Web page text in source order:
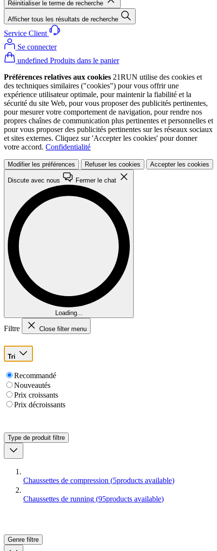
Réinitialiser le terme de recherche
Afficher tous les résultats de recherche
Service Client
Se connecter
undefined Produits dans le panier
Préférences relatives aux cookies 21RUN utilise des cookies et
des techniques similaires ("cookies") pour vous offrir une
expérience utilisateur optimale, pour maintenir la fiabilité et la
sécurité du site Web, pour vous proposer des publicités pertinentes,
pour mesurer votre comportement de navigation, pour rendre nos
propres chaînes de communication plus pertinentes et personnelles et
pour vous proposer des publicités pertinentes sur les réseaux sociaux
et sites externes. Cliquez sur 'Accepter les cookies' pour donner
votre accord. Confidentialité
Modifier les préférences Refuser les cookies Accepter les cookies
Discute avec nous Fermer le chat
Loading...
Filtre Close filter menu
Tri
Recommandé
Nouveautés
Prix croissants
Prix décroissants
Type de produit filtre
Chaussettes de compression (5products available)
Chaussettes de running (95products available)
Genre filtre